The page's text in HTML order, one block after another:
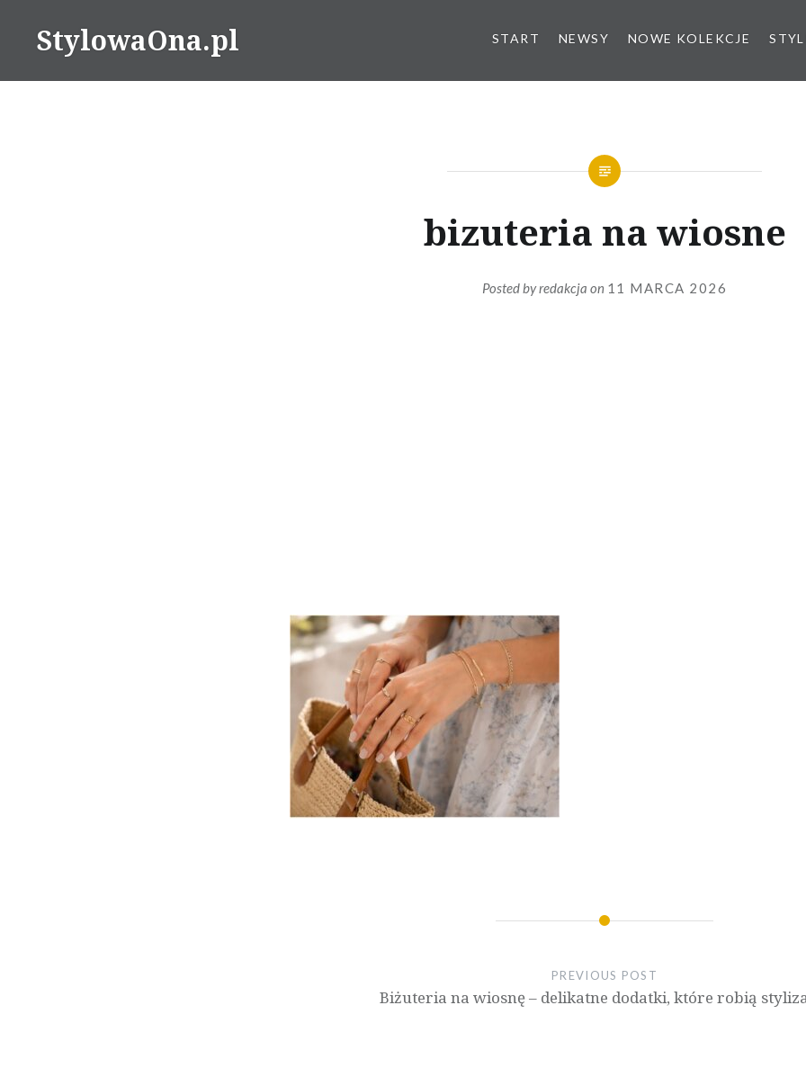
StylowaOna.pl START NEWSY NOWE KOLEKCJE
bizuteria na wiosne
Posted byredakcja on 11 MARCA 2026
PREVIOUS POST
Biżuteria na wiosnę – delikatne dodatki, które robią